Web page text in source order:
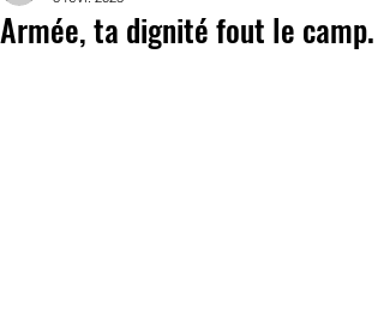
Armée, ta dignité fout le camp.